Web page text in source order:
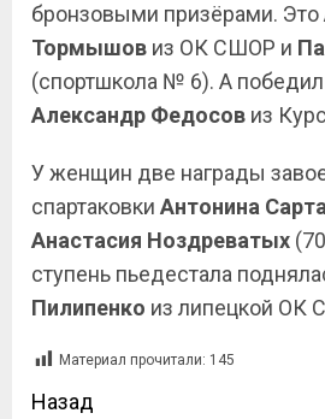
бронзовыми призёрами. Это
Тормышов из ОК СШОР и
(спортшкола № 6). А
Александр Федосов из
У женщин две награды
спартаковки Антонина
Анастасия Ноздреватых
ступень пьедестала
Пилипенко из липецкой ОК
Материал прочитали: 145
Назад